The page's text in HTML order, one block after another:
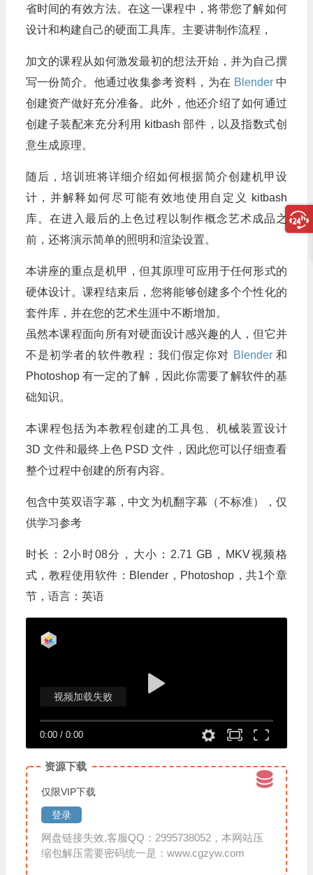
省时间的有效方法。在这一课程中，将带您了解如何
设计和构建自己的硬面工具库。主要讲制作流程，
加文的课程从如何激发最初的想法开始，并为自己撰
写一份简介。他通过收集参考资料，为在 Blender中
创建资产做好充分准备。此外，他还介绍了如何通过
创建子装配来充分利用 kitbash 部件，以及指数式创
意生成原理。
随后，培训班将详细介绍如何根据简介创建机甲设
计，并解释如何尽可能有效地使用自定义 kitbash
库。在进入最后的上色过程以制作概念艺术成品之
前，还将演示简单的照明和渲染设置。
本讲座的重点是机甲，但其原理可应用于任何形式的
硬体设计。课程结束后，您将能够创建多个个性化的
套件库，并在您的艺术生涯中不断增加。
虽然本课程面向所有对硬面设计感兴趣的人，但它并
不是初学者的软件教程；我们假定你对 Blender和
Photoshop 有一定的了解，因此你需要了解软件的基
础知识。
本课程包括为本教程创建的工具包、机械装置设计
3D 文件和最终上色 PSD 文件，因此您可以仔细查看
整个过程中创建的所有内容。
包含中英双语字幕，中文为机翻字幕（不标准），仅
供学习参考
时长：2小时08分，大小：2.71 GB，MKV视频格
式，教程使用软件：Blender，Photoshop，共1个章
节，语言：英语
0:00/ 0:00
视频加载失败
资源下载
仅限VIP下载
登录
网盘链接失效,客服QQ：2995738052，本网站压
缩包解压需要密码统一是：www.cgzyw.com